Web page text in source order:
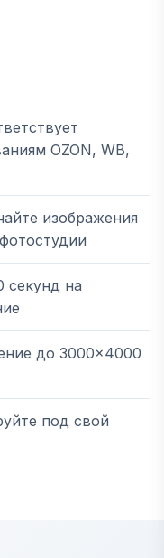
OZON, WB,
изображения
секунд на
до 3000×4000
под свой